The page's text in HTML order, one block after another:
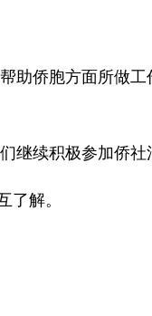
助侨胞方面所做
继续积极参加侨社
了解。